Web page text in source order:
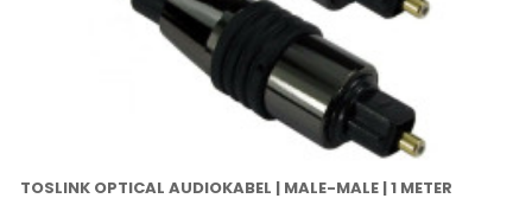
TOSLINK OPTICAL AUDIOKABEL | MALE-MALE | 1 METER